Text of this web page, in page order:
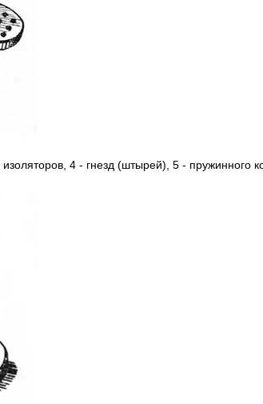
4 - гнезд (штырей), 5 - пружинного